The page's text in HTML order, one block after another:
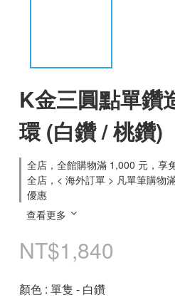
K金三圓點單鑽
環 (白鑽 / 桃鑽)
全店，全館購物滿 1,000 元，享
全店，< 海外訂單 > 凡單筆購物
優惠
查看更多
NT$1,840
顏色 : 單隻 - 白鑽